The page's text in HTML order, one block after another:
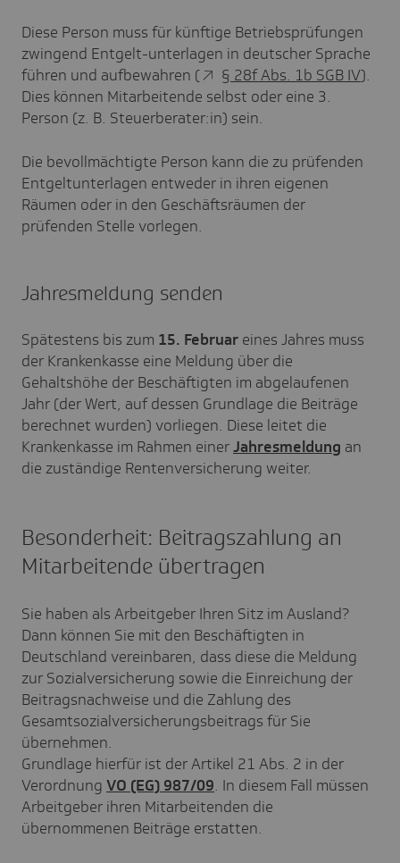
Diese Person muss für künftige Betriebsprüfungen
zwingend Entgelt-unterlagen in deutscher Sprache
führen und aufbewahren (
§ 28f Abs. 1b SGB IV).
Dies können Mitarbeitende selbst oder eine 3.
Person (z. B. Steuerberater:in) sein.
Die bevollmächtigte Person kann die zu prüfenden
Entgeltunterlagen entweder in ihren eigenen
Räumen oder in den Geschäftsräumen der
prüfenden Stelle vorlegen.
Jahresmeldung senden
Spätestens bis zum 15. Februar eines Jahres muss
der Krankenkasse eine Meldung über die
Gehaltshöhe der Beschäftigten im abgelaufenen
Jahr (der Wert, auf dessen Grundlage die Beiträge
berechnet wurden) vorliegen. Diese leitet die
Krankenkasse im Rahmen einerJahresmeldung an
die zuständige Rentenversicherung weiter.
Besonderheit: Beitragszahlung an
Mitarbeitende übertragen
Sie haben als Arbeitgeber Ihren Sitz im Ausland?
Dann können Sie mit den Beschäftigten in
Deutschland vereinbaren, dass diese die Meldung
zur Sozialversicherung sowie die Einreichung der
Beitragsnachweise und die Zahlung des
Gesamtsozialversicherungsbeitrags für Sie
übernehmen.
Grundlage hierfür ist der Artikel 21 Abs. 2 in der
Verordnung VO (EG) 987/09. In diesem Fall müssen
Arbeitgeber ihren Mitarbeitenden die
übernommenen Beiträge erstatten.